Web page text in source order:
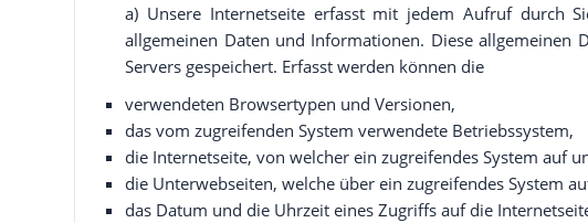
a) Unsere Internetseite erfasst mit jedem Aufruf durch
allgemeinen Daten und Informationen. Diese
Servers gespeichert. Erfasst werden können die
verwendeten Browsertypen und Versionen,
das vom zugreifenden System verwendete Betriebssystem,
die Internetseite, von welcher ein zugreifendes System auf
die Unterwebseiten, welche über ein zugreifendes System
das Datum und die Uhrzeit eines Zugriffs auf die